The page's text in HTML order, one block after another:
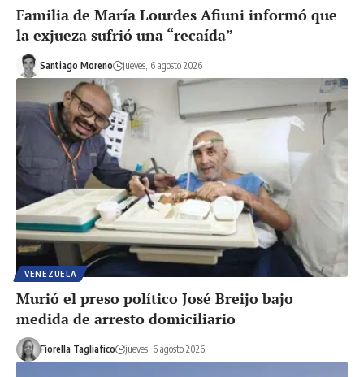
Familia de María Lourdes Afiuni informó que
la exjueza sufrió una “recaída”
Santiago Moreno jueves, 6 agosto 2026
VENEZUELA
Murió el preso político José Breijo bajo
medida de arresto domiciliario
Fiorella Tagliafico jueves, 6 agosto 2026